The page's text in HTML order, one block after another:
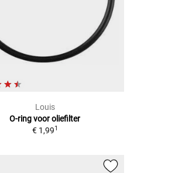
Louis
O-ring voor oliefilter
€ 1,991